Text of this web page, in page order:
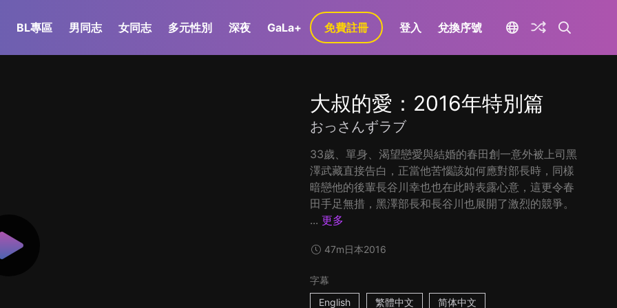
BL專區 男同志 女同志 多元性別 深夜 GaLa+ 免費註冊 登入 兌換序號
大叔的愛：2016年特別篇
おっさんずラブ
33歲、單身、渴望戀愛與結婚的春田創一意外被上司黑
澤武藏直接告白，正當他苦惱該如何應對部長時，同樣
暗戀他的後輩長谷川幸也也在此時表露心意，這更令春
田手足無措，黑澤部長和長谷川也展開了激烈的競爭。
... 更多
47m日本2016
字幕
English
繁體中文 简体中文